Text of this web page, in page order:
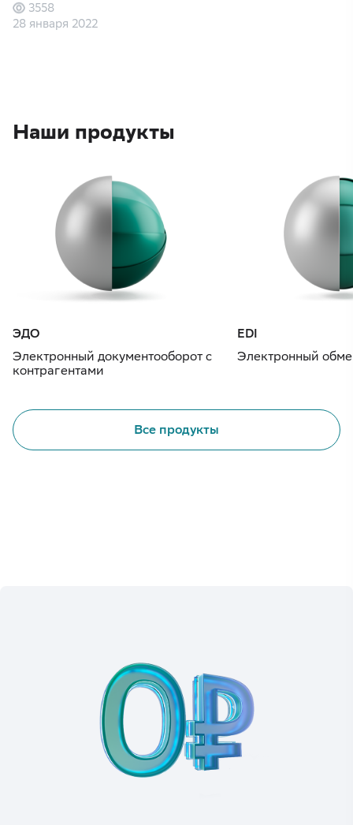
28 января 2022
3558
Наши продукты
ЭДО
Электронный документооборот с
контрагентами
EDI
Электронный
Все продукты